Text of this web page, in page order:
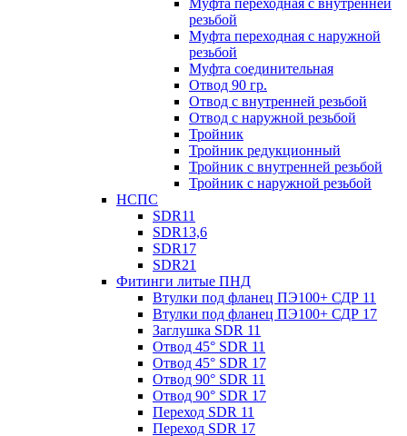
Муфта переходная с внутренней
резьбой
Муфта переходная с наружной
резьбой
Муфта соединительная
Отвод 90 гр.
Отвод с внутренней резьбой
Отвод с наружной резьбой
Тройник
Тройник редукционный
Тройник с внутренней резьбой
Тройник с наружной резьбой
НСПС
SDR11
SDR13,6
SDR17
SDR21
Фитинги литые ПНД
Втулки под фланец ПЭ100+ СДР 11
Втулки под фланец ПЭ100+ СДР 17
Заглушка SDR 11
Отвод 45° SDR 11
Отвод 45° SDR 17
Отвод 90° SDR 11
Отвод 90° SDR 17
Переход SDR 11
Переход SDR 17